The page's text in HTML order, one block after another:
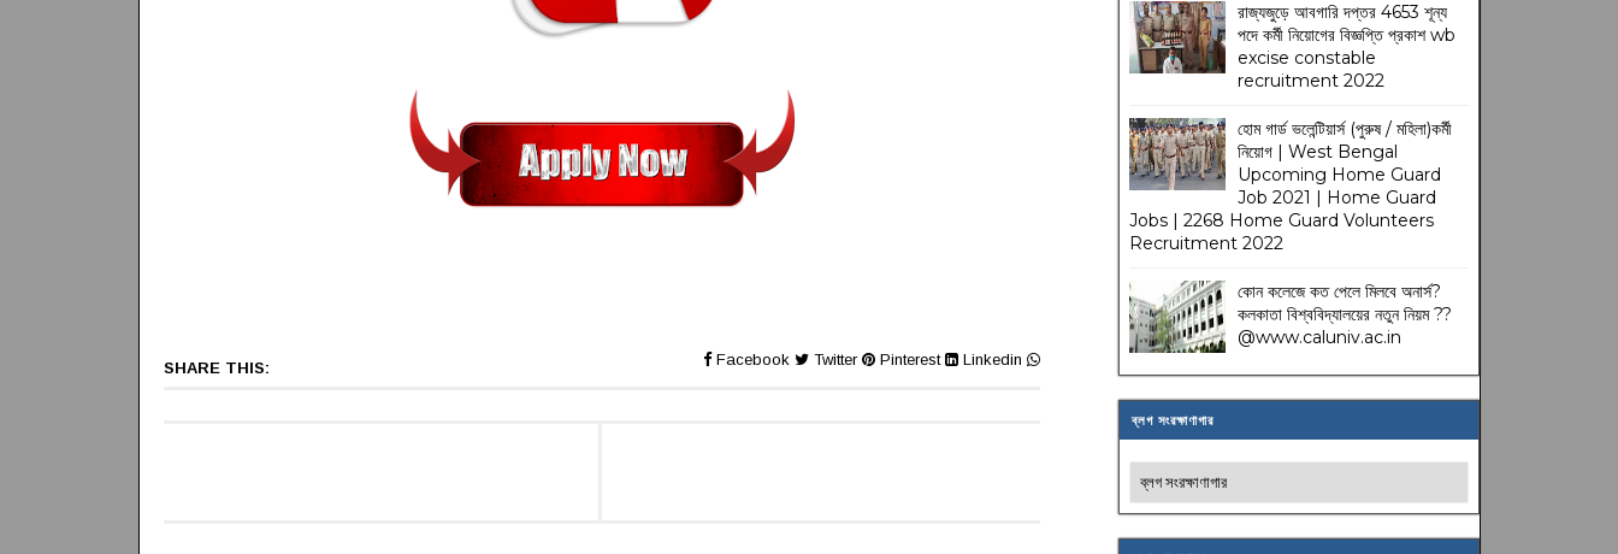
SHARE THIS: Facebook Twitter Pinterest Linkedin
রাজ্যজুড়ে আবগারি দপ্তর 4653 শূন্য
পদে কর্মী নিয়োগের বিজ্ঞপ্তি প্রকাশ wb
excise constable
recruitment 2022
হোম গার্ড ভলেন্টিয়ার্স (পুরুষ / মহিলা)কর্মী
নিয়োগ | West Bengal
Upcoming Home Guard
Job 2021 | Home Guard
Jobs | 2268 Home Guard Volunteers
Recruitment 2022
কোন কলেজে কত পেলে মিলবে অনার্স?
কলকাতা বিশ্ববিদ্যালয়ের নতুন নিয়ম??
@www.caluniv.ac.in
ব্লগ সংরক্ষাণাগার